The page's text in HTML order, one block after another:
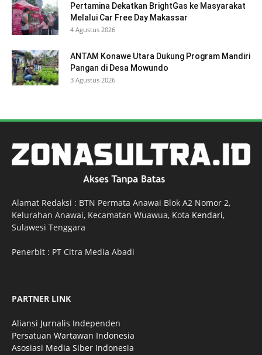
Pertamina Dekatkan BrightGas ke Masyarakat
Melalui Car Free Day Makassar
4 Agustus 2026
ANTAM Konawe Utara Dukung Program Mandiri
Pangan di Desa Mowundo
3 Agustus 2026
Alamat Redaksi : BTN Permata Anawai Blok A2 Nomor 2,
Kelurahan Anawai, Kecamatan Wuawua, Kota Kendari,
Sulawesi Tenggara
Penerbit : PT Citra Media Abadi
PARTNER LINK
Aliansi Jurnalis Independen
Persatuan Wartawan Indonesia
Asosiasi Media Siber Indonesia